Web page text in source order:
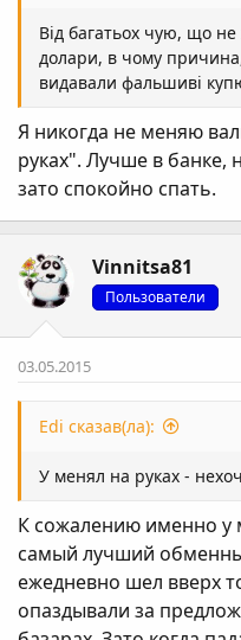
Від багатьох чую, що не
долари, в чому
видавали фальшиві
Я никогда не меняю
руках". Лучше в банке,
зато спокойно спать.
Vinnitsa81
Пользователи
03.05.2015
Edi сказав(ла):
У менял на руках -
К сожалению именно у
самый лучший
ежедневно шел вверх
опаздывали за